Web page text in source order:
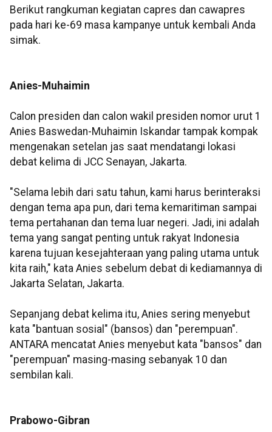
Berikut rangkuman kegiatan capres dan cawapres
pada hari ke-69 masa kampanye untuk kembali Anda
simak.
Anies-Muhaimin
Calon presiden dan calon wakil presiden nomor urut 1
Anies Baswedan-Muhaimin Iskandar tampak kompak
mengenakan setelan jas saat mendatangi lokasi
debat kelima di JCC Senayan, Jakarta.
"Selama lebih dari satu tahun, kami harus berinteraksi
dengan tema apa pun, dari tema kemaritiman sampai
tema pertahanan dan tema luar negeri. Jadi, ini adalah
tema yang sangat penting untuk rakyat Indonesia
karena tujuan kesejahteraan yang paling utama untuk
kita raih," kata Anies sebelum debat di kediamannya di
Jakarta Selatan, Jakarta.
Sepanjang debat kelima itu, Anies sering menyebut
kata "bantuan sosial" (bansos) dan "perempuan".
ANTARA mencatat Anies menyebut kata "bansos" dan
"perempuan" masing-masing sebanyak 10 dan
sembilan kali.
Prabowo-Gibran